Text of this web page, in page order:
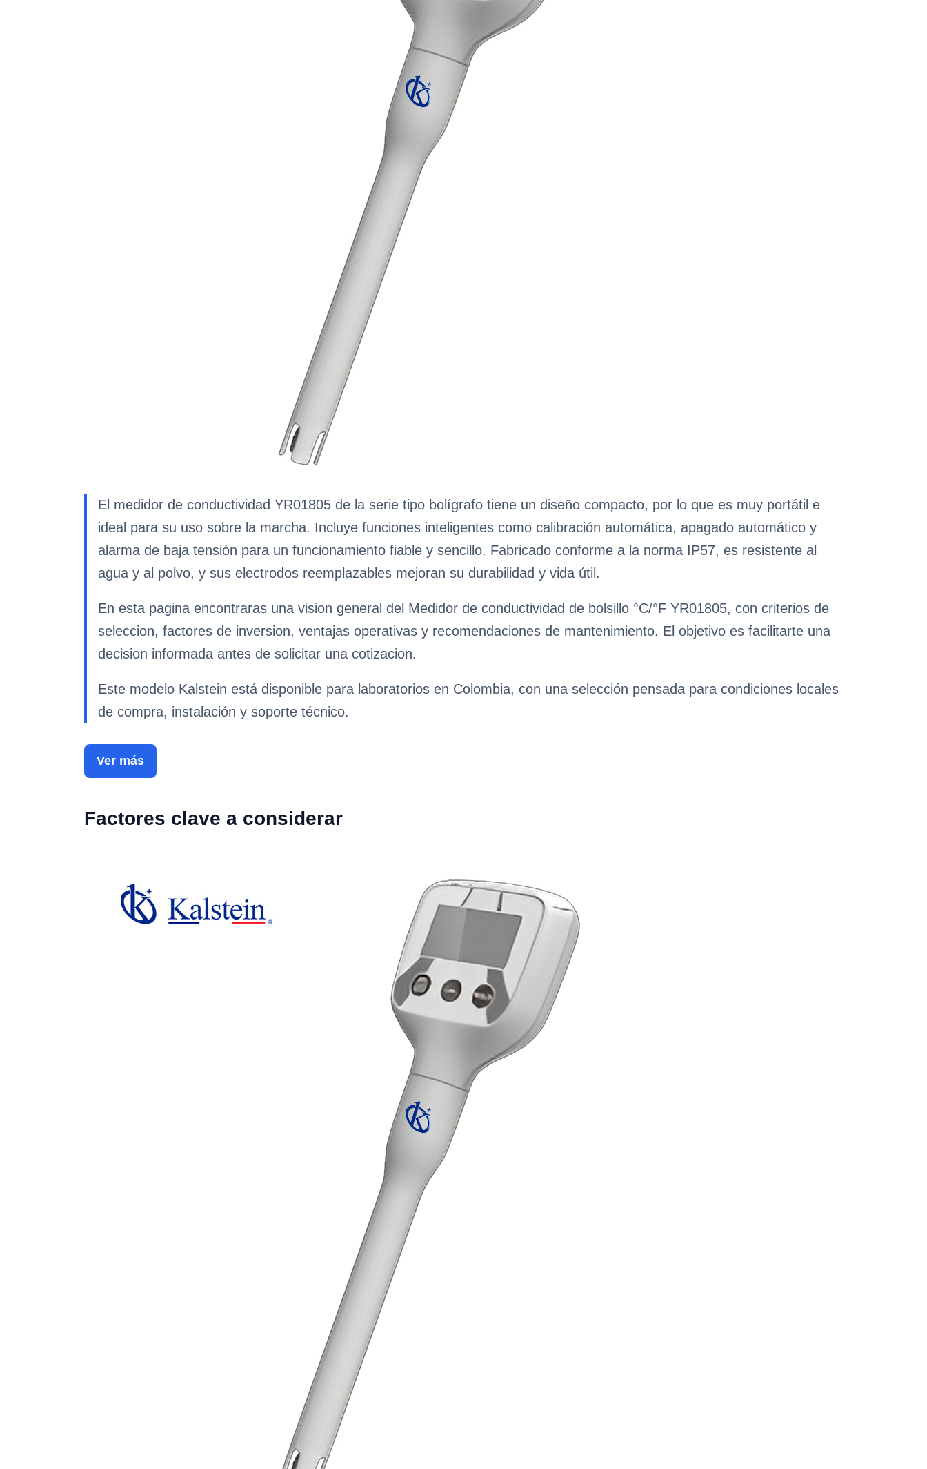
El medidor de conductividad YR01805 de la serie tipo bolígrafo tiene un diseño compacto, por lo que es muy portátil e
ideal para su uso sobre la marcha. Incluye funciones inteligentes como calibración automática, apagado automático y
alarma de baja tensión para un funcionamiento fiable y sencillo. Fabricado conforme a la norma IP57, es resistente al
agua y al polvo, y sus electrodos reemplazables mejoran su durabilidad y vida útil.
En esta pagina encontraras una vision general del Medidor de conductividad de bolsillo °C/°F YR01805, con criterios de
seleccion, factores de inversion, ventajas operativas y recomendaciones de mantenimiento. El objetivo es facilitarte una
decision informada antes de solicitar una cotizacion.
Este modelo Kalstein está disponible para laboratorios en Colombia, con una selección pensada para condiciones locales
de compra, instalación y soporte técnico.
Ver más
Factores clave a considerar